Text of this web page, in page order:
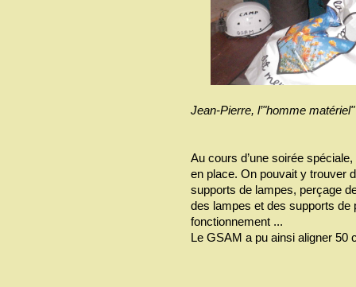
Jean-Pierre, l’"homme
Au cours d’une soirée
en place. On pouvait y trouver
supports de lampes, perçage
des lampes et des supports de
fonctionnement ...
Le GSAM a pu ainsi aligner